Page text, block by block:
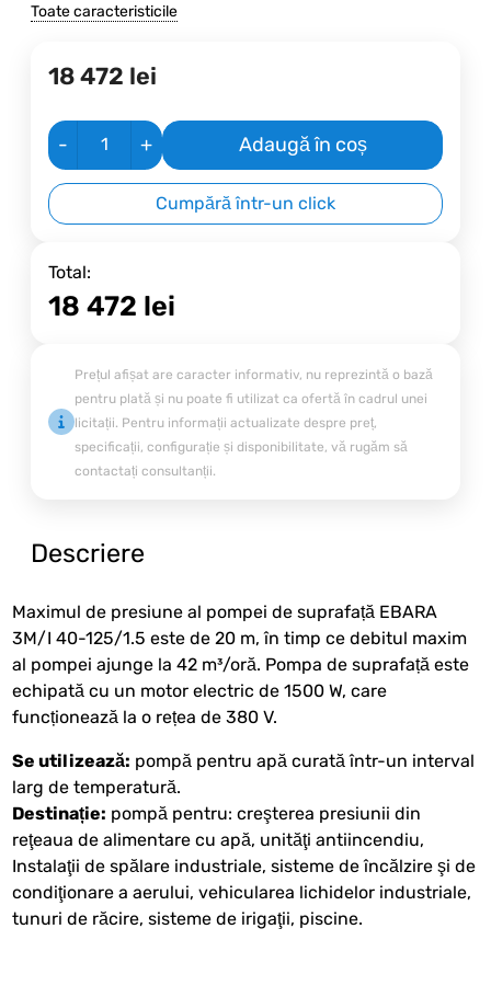
Toate caracteristicile
18 472 lei
- + Adaugă în coș
Cumpără într-un click
Total:
18 472 lei
Prețul afișat are caracter informativ, nu reprezintă o bază
pentru plată și nu poate fi utilizat ca ofertă în cadrul unei
licitații. Pentru informații actualizate despre preț,
specificații, configurație și disponibilitate, vă rugăm să
contactați consultanții.
Descriere
Maximul de presiune al pompei de suprafață EBARA
3M/I 40-125/1.5 este de 20 m, în timp ce debitul maxim
al pompei ajunge la 42 m³/oră. Pompa de suprafață este
echipată cu un motor electric de 1500 W, care
funcționează la o rețea de 380 V.
Se utilizează: pompă pentru apă curată într-un interval
larg de temperatură.
Destinație: pompă pentru: creşterea presiunii din
reţeaua de alimentare cu apă, unităţi antiincendiu,
Instalaţii de spălare industriale, sisteme de încălzire şi de
condiţionare a aerului, vehicularea lichidelor industriale,
tunuri de răcire, sisteme de irigaţii, piscine.